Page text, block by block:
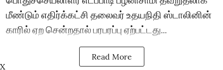
மீண்டும் எதிர்க்கட்சி தலைவர் உதயநிதி ஸ்டாலினின்
காரில் ஏற சென்றதால் பரபரப்பு ஏற்பட்டது...
Read More
X